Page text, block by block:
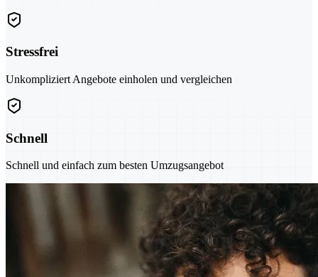
Stressfrei
Unkompliziert Angebote einholen und vergleichen
Schnell
Schnell und einfach zum besten Umzugsangebot